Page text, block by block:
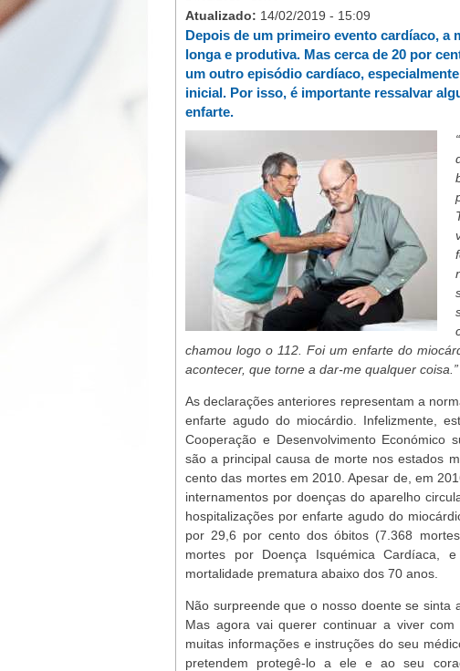
Atualizado: 14/02/2019 - 15:09
Depois de um primeiro evento cardíaco, a
longa e produtiva. Mas cerca de 20 por
um outro episódio cardíaco,
inicial. Por isso, é importante ressalvar
enfarte.
chamou logo o 112. Foi um enfarte do
acontecer, que torne a dar-me qualquer coisa.”
As declarações anteriores representam a
enfarte agudo do miocárdio. Infelizmente,
Cooperação e Desenvolvimento Económico
são a principal causa de morte nos estados
cento das mortes em 2010. Apesar de, em
internamentos por doenças do aparelho
hospitalizações por enfarte agudo do
por 29,6 por cento dos óbitos (7.368
mortes por Doença Isquémica Cardíaca,
mortalidade prematura abaixo dos 70 anos.
Não surpreende que o nosso doente se sinta
Mas agora vai querer continuar a viver
muitas informações e instruções do seu
pretendem protegê-lo a ele e ao seu